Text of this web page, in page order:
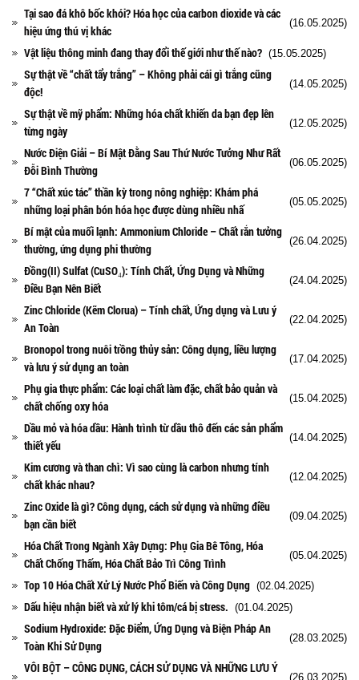
Tại sao đá khô bốc khói? Hóa học của carbon dioxide và các
hiệu ứng thú vị khác
(16.05.2025)
Vật liệu thông minh đang thay đổi thế giới như thế nào? (15.05.2025)
Sự thật về “chất tẩy trắng” – Không phải cái gì trắng cũng
độc!
(14.05.2025)
Sự thật về mỹ phẩm: Những hóa chất khiến da bạn đẹp lên
từng ngày
(12.05.2025)
Nước Điện Giải – Bí Mật Đằng Sau Thứ Nước Tưởng Như Rất
Đỗi Bình Thường
(06.05.2025)
7 “Chất xúc tác” thần kỳ trong nông nghiệp: Khám phá
những loại phân bón hóa học được dùng nhiều nhấ
(05.05.2025)
Bí mật của muối lạnh: Ammonium Chloride – Chất rắn tưởng
thường, ứng dụng phi thường
(26.04.2025)
Đồng(II) Sulfat (CuSO₄): Tính Chất, Ứng Dụng và Những
Điều Bạn Nên Biết
(24.04.2025)
Zinc Chloride (Kẽm Clorua) – Tính chất, Ứng dụng và Lưu ý
An Toàn
(22.04.2025)
Bronopol trong nuôi trồng thủy sản: Công dụng, liều lượng
và lưu ý sử dụng an toàn
(17.04.2025)
Phụ gia thực phẩm: Các loại chất làm đặc, chất bảo quản và
chất chống oxy hóa
(15.04.2025)
Dầu mỏ và hóa dầu: Hành trình từ dầu thô đến các sản phẩm
thiết yếu
(14.04.2025)
Kim cương và than chì: Vì sao cùng là carbon nhưng tính
chất khác nhau?
(12.04.2025)
Zinc Oxide là gì? Công dụng, cách sử dụng và những điều
bạn cần biết
(09.04.2025)
Hóa Chất Trong Ngành Xây Dựng: Phụ Gia Bê Tông, Hóa
Chất Chống Thấm, Hóa Chất Bảo Trì Công Trình
(05.04.2025)
Top 10 Hóa Chất Xử Lý Nước Phổ Biến và Công Dụng (02.04.2025)
Dấu hiệu nhận biết và xử lý khi tôm/cá bị stress. (01.04.2025)
Sodium Hydroxide: Đặc Điểm, Ứng Dụng và Biện Pháp An
Toàn Khi Sử Dụng
(28.03.2025)
VÔI BỘT – CÔNG DỤNG, CÁCH SỬ DỤNG VÀ NHỮNG LƯU Ý
(26.03.2025)